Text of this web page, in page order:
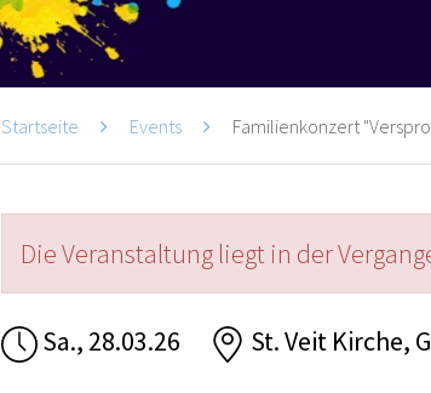
Startseite Events Familienkonzert
Die Veranstaltung liegt in der
Sa., 28.03.26 St. Veit Kirche,